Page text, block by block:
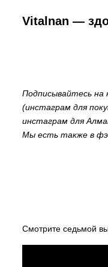
Vitalnan —
Подписывайтесь
(инстаграм для
инстаграм для
Мы есть также в
Смотрите седьмой